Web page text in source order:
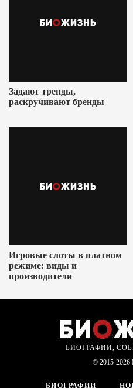
Задают тренды,
раскручивают бренды
Игровые слоты в платном
режиме: виды и
производители
БИОГРАФИИ,
© 2015-2026
БИОГРАФИИ